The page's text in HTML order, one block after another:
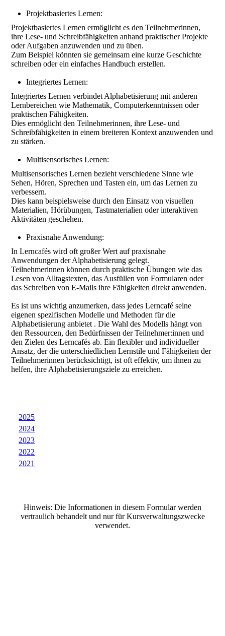
Projektbasiertes Lernen:
Projektbasiertes Lernen ermöglicht es den Teilnehmerinnen,
ihre Lese- und Schreibfähigkeiten anhand praktischer Projekte
oder Aufgaben anzuwenden und zu üben.
Zum Beispiel könnten sie gemeinsam eine kurze Geschichte
schreiben oder ein einfaches Handbuch erstellen.
Integriertes Lernen:
Integriertes Lernen verbindet Alphabetisierung mit anderen
Lernbereichen wie Mathematik, Computerkenntnissen oder
praktischen Fähigkeiten.
Dies ermöglicht den Teilnehmerinnen, ihre Lese- und
Schreibfähigkeiten in einem breiteren Kontext anzuwenden und
zu stärken.
Multisensorisches Lernen:
Multisensorisches Lernen bezieht verschiedene Sinne wie
Sehen, Hören, Sprechen und Tasten ein, um das Lernen zu
verbessern.
Dies kann beispielsweise durch den Einsatz von visuellen
Materialien, Hörübungen, Tastmaterialien oder interaktiven
Aktivitäten geschehen.
Praxisnahe Anwendung:
In Lerncafés wird oft großer Wert auf praxisnahe
Anwendungen der Alphabetisierung gelegt.
Teilnehmerinnen können durch praktische Übungen wie das
Lesen von Alltagstexten, das Ausfüllen von Formularen oder
das Schreiben von E-Mails ihre Fähigkeiten direkt anwenden.
Es ist uns wichtig anzumerken, dass jedes Lerncafé seine
eigenen spezifischen Modelle und Methoden für die
Alphabetisierung anbietet . Die Wahl des Modells hängt von
den Ressourcen, den Bedürfnissen der Teilnehmer:innen und
den Zielen des Lerncafés ab. Ein flexibler und individueller
Ansatz, der die unterschiedlichen Lernstile und Fähigkeiten der
Teilnehmerinnen berücksichtigt, ist oft effektiv, um ihnen zu
helfen, ihre Alphabetisierungsziele zu erreichen.
2025
2024
2023
2022
2021
Hinweis: Die Informationen in diesem Formular werden
vertraulich behandelt und nur für Kursverwaltungszwecke
verwendet.